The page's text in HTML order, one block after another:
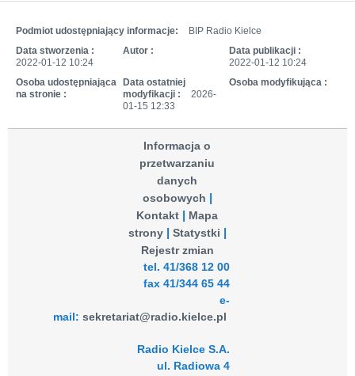
Podmiot udostępniający informacje:
BIP Radio Kielce
Data stworzenia :
2022-01-12 10:24
Autor :
Data publikacji :
2022-01-12 10:24
Osoba udostępniająca
na stronie :
Data ostatniej
modyfikacji :
2026-
01-15 12:33
Osoba modyfikująca :
Informacja o
przetwarzaniu
danych
osobowych
Kontakt
Mapa
strony
Statystki
Rejestr zmian
tel. 41/368 12 00
fax 41/344 65 44
e-
mail:sekretariat@radio.kielce.pl
Radio Kielce S.A.
ul. Radiowa 4